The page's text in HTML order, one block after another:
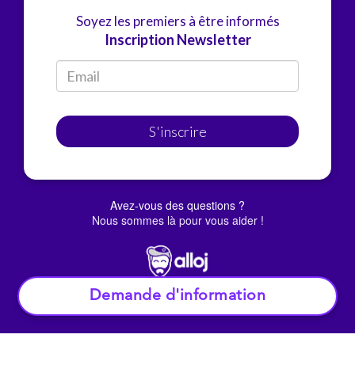
Demande d'information
Soyez les premiers à être informés
Inscription Newsletter
S'inscrire
Avez-vous des questions ?
Nous sommes là pour vous aider !
© Alloj.2022 Tous droits réservés